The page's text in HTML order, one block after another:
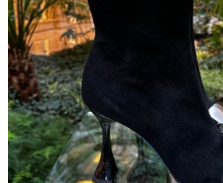
Кеды
Полусапоги
Сапоги
Ботфорты
Женская обувь со скидкой